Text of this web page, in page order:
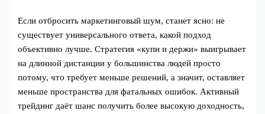
Если отбросить маркетинговый шум, станет ясно: не
существует универсального ответа, какой подход
объективно лучше. Стратегия «купи и держи» выигрывает
на длинной дистанции у большинства людей просто
потому, что требует меньше решений, а значит, оставляет
меньше пространства для фатальных ошибок. Активный
трейдинг даёт шанс получить более высокую доходность,